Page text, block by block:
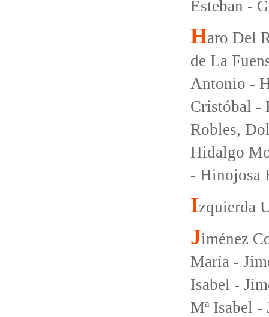
Esteban -
Haro Del
de La
Antonio -
Cristóbal -
Robles,
Hidalgo
- Hinojosa
Izquierda
Jiménez
María -
Isabel -
Mª Isabel -